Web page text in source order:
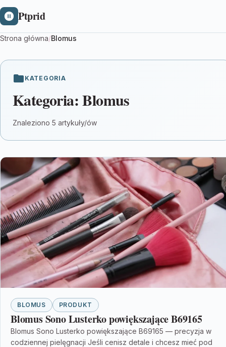
Ptprid
Strona główna/Blomus
KATEGORIA
Kategoria:Blomus
Znaleziono 5 artykuły/ów
BLOMUS PRODUKT
Blomus Sono Lusterko powiększające B69165
Blomus Sono Lusterko powiększające B69165 — precyzja w
codziennej pielęgnacji Jeśli cenisz detale i chcesz mieć pod